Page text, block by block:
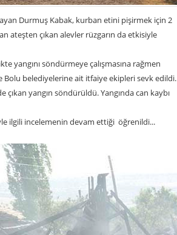
Durmuş Kabak, kurban etini pişirmek için 2
ateşten çıkan alevler rüzgarın da etkisiyle
yangını söndürmeye çalışmasına rağmen
Bolu belediyelerine ait itfaiye ekipleri sevk edildi.
çıkan yangın söndürüldü. Yangında can kaybı
ilgili incelemenin devam ettiği öğrenildi...